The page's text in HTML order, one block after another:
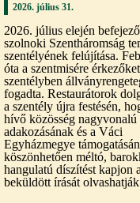
2026. július 31.
2026. július elején
szolnoki Szentháromság
szentélyének felújítása.
óta a szentmisére
szentélyben
fogadta. Restaurátorok
a szentély újra festésén,
hívő közösség nagyvonalú
adakozásának és a Váci
Egyházmegye
köszönhetően méltó,
hangulatú díszítést kapjon
beküldött írását